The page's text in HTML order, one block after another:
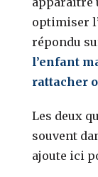
optimiser
répondu
l’enfant
rattacher
Les deux
souvent
ajoute ici